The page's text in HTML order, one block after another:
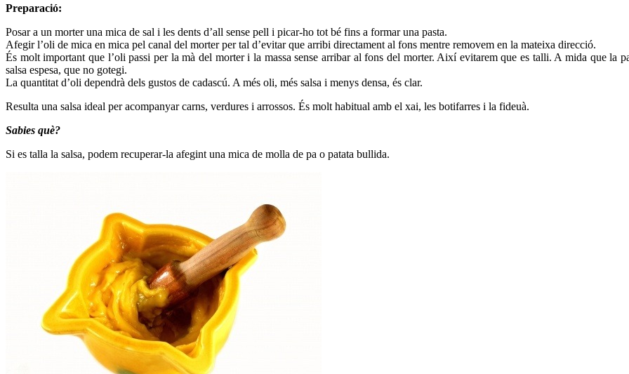
Preparació:
Posar a un morter una mica de sal i les dents d’all sense pell i picar-ho tot bé fins a formar una pasta.
Afegir l’oli de mica en mica pel canal del morter per tal d’evitar que arribi directament al fons mentre removem en la mateixa direcció.
És molt important que l’oli passi per la mà del morter i la massa sense arribar al fons del morter. Així evitarem que es talli. A mida que la
salsa espesa, que no gotegi.
La quantitat d’oli dependrà dels gustos de cadascú. A més oli, més salsa i menys densa, és clar.
Resulta una salsa ideal per acompanyar carns, verdures i arrossos. És molt habitual amb el xai, les botifarres i la fideuà.
Sabies què?
Si es talla la salsa, podem recuperar-la afegint una mica de molla de pa o patata bullida.